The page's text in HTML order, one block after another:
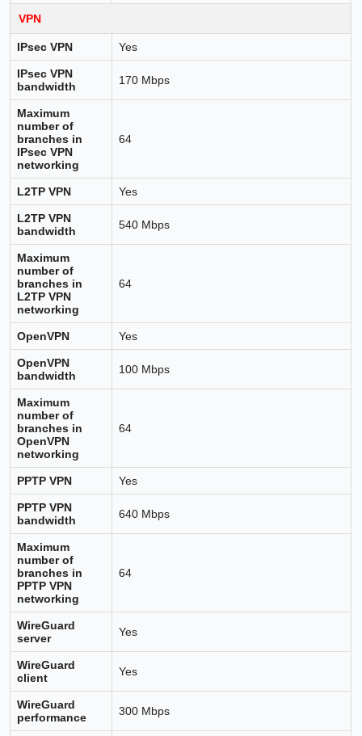
VPN
IPsec VPN Yes
IPsec VPN
bandwidth
170 Mbps
Maximum
number of
branches in
IPsec VPN
networking
64
L2TP VPN Yes
L2TP VPN
bandwidth
540 Mbps
Maximum
number of
branches in
L2TP VPN
networking
64
OpenVPN Yes
OpenVPN
bandwidth
100 Mbps
Maximum
number of
branches in
OpenVPN
networking
64
PPTP VPN Yes
PPTP VPN
bandwidth
640 Mbps
Maximum
number of
branches in
PPTP VPN
networking
64
WireGuard
server
Yes
WireGuard
client
Yes
WireGuard
performance
300 Mbps